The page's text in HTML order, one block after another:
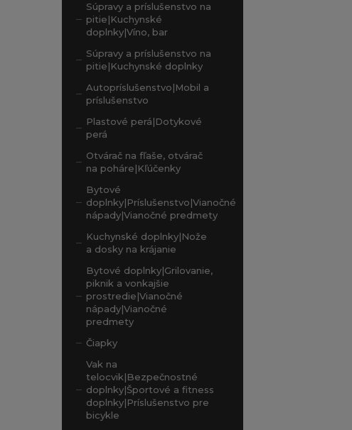
Súpravy a príslušenstvo na
pitie|Kuchynské
doplnky|Víno, bar
Súpravy a príslušenstvo na
pitie|Kuchynské doplnky
Autopríslušenstvo|Mobil a
príslušenstvo
Plastové perá|Dotykové
perá
Otvárač na fľaše, otvárač
na poháre|Kľúčenky
Bytové
doplnky|Príslušenstvo|Vianočné
nápady|Vianočné predmety
Kuchynské doplnky|Nože
a dosky na krájanie
Bytové doplnky|Grilovanie,
piknik a vonkajšie
prostredie|Vianočné
nápady|Vianočné
predmety
Čiapky
Vak na
telocvik|Bezpečnostné
doplnky|Športové a fitness
doplnky|Príslušenstvo pre
bicykle